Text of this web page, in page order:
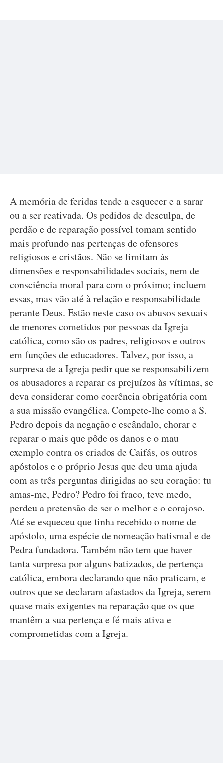
A memória de feridas tende a esquecer e a sarar
ou a ser reativada. Os pedidos de desculpa, de
perdão e de reparação possível tomam sentido
mais profundo nas pertenças de ofensores
religiosos e cristãos. Não se limitam às
dimensões e responsabilidades sociais, nem de
consciência moral para com o próximo; incluem
essas, mas vão até à relação e responsabilidade
perante Deus. Estão neste caso os abusos sexuais
de menores cometidos por pessoas da Igreja
católica, como são os padres, religiosos e outros
em funções de educadores. Talvez, por isso, a
surpresa de a Igreja pedir que se responsabilizem
os abusadores a reparar os prejuízos às vítimas, se
deva considerar como coerência obrigatória com
a sua missão evangélica. Compete-lhe como a S.
Pedro depois da negação e escândalo, chorar e
reparar o mais que pôde os danos e o mau
exemplo contra os criados de Caifás, os outros
apóstolos e o próprio Jesus que deu uma ajuda
com as três perguntas dirigidas ao seu coração: tu
amas-me, Pedro? Pedro foi fraco, teve medo,
perdeu a pretensão de ser o melhor e o corajoso.
Até se esqueceu que tinha recebido o nome de
apóstolo, uma espécie de nomeação batismal e de
Pedra fundadora. Também não tem que haver
tanta surpresa por alguns batizados, de pertença
católica, embora declarando que não praticam, e
outros que se declaram afastados da Igreja, serem
quase mais exigentes na reparação que os que
mantêm a sua pertença e fé mais ativa e
comprometidas com a Igreja.